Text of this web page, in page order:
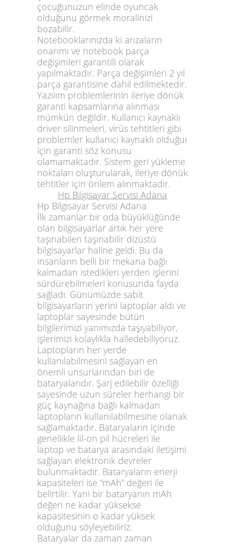
çocuğunuzun elinde oyuncak
olduğunu görmek moralinizi
bozabilir.
Notebooklarınızda ki arızaların
onarımı ve notebook parça
değişimleri garantili olarak
yapılmaktadır. Parça değişimleri 2 yıl
parça garantisine dahil edilmektedir.
Yazılım problemlerinin ileriye dönük
garanti kapsamlarına alınması
mümkün değildir. Kullanıcı kaynaklı
driver silinmeleri, virüs tehtitleri gibi
problemler kullanıcı kaynaklı olduğuı
için garanti söz konusu
olamamaktadır. Sistem geri yükleme
noktaları oluşturularak, ileriye dönük
tehtitler için önlem alınmaktadır.
Hp Bilgisayar Servisi Adana
Hp Bilgisayar Servisi Adana
İlk zamanlar bir oda büyüklüğünde
olan bilgisayarlar artık her yere
taşınabilen taşınabilir dizüstü
bilgisayarlar haline geldi. Bu da
insanların belli bir mekana bağlı
kalmadan istedikleri yerden işlerini
sürdürebilmeleri konusunda fayda
sağladı. Günümüzde sabit
bilgisayarların yerini laptoplar aldı ve
laptoplar sayesinde bütün
bilgilerimizi yanımızda taşıyabiliyor,
işlerimizi kolaylıkla halledebiliyoruz.
Laptopların her yerde
kullanılabilmesini sağlayan en
önemli unsurlarından biri de
bataryalarıdır. Şarj edilebilir özelliği
sayesinde uzun süreler herhangi bir
güç kaynağına bağlı kalmadan
laptopların kullanılabilmesine olanak
sağlamaktadır. Bataryaların içinde
genellikle lil-on pil hücreleri ile
laptop ve batarya arasındaki iletişimi
sağlayan elektronik devreler
bulunmaktadır. Bataryaların enerji
kapasiteleri ise “mAh” değeri ile
belirtilir. Yani bir bataryanın mAh
değeri ne kadar yüksekse
kapasitesinin o kadar yüksek
olduğunu söyleyebiliriz.
Bataryalar da zaman zaman